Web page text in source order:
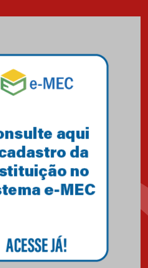
04.08.2026
Mackenzie recepciona os
calouros do segundo semestre
Como o Colégio Mackenzie
Brasília prepara seus
estudantes para o PAS antes
mesmo do Ensino Médio
04.08.2026